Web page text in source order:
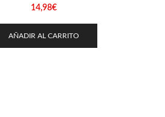
14,98€
AÑADIR AL CARRITO